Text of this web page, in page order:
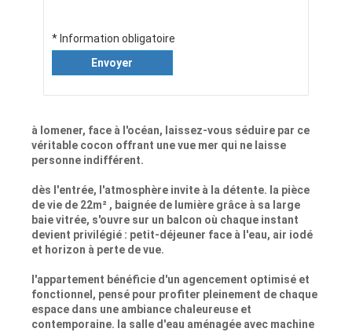
* Information obligatoire
Envoyer
à lomener, face à l'océan, laissez-vous séduire par ce
véritable cocon offrant une vue mer qui ne laisse
personne indifférent.
dès l'entrée, l'atmosphère invite à la détente. la pièce
de vie de 22m² , baignée de lumière grâce à sa large
baie vitrée, s'ouvre sur un balcon où chaque instant
devient privilégié : petit-déjeuner face à l'eau, air iodé
et horizon à perte de vue.
l'appartement bénéficie d'un agencement optimisé et
fonctionnel, pensé pour profiter pleinement de chaque
espace dans une ambiance chaleureuse et
contemporaine. la salle d'eau aménagée avec machine